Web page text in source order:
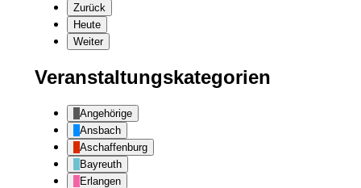
Zurück
Heute
Weiter
Veranstaltungskategorien
Angehörige
Ansbach
Aschaffenburg
Bayreuth
Erlangen